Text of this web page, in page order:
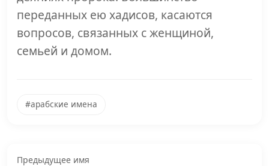
переданных ею хадисов, касаются
вопросов, связанных с женщиной,
семьей и домом.
#арабские имена
Предыдущее имя